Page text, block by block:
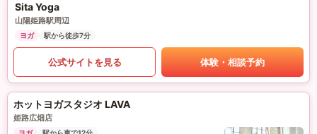
Sita Yoga
山陽姫路駅周辺
ヨガ 駅から徒歩7分
公式サイトを見る 体験・相談予約
ホットヨガスタジオ LAVA
姫路広畑店